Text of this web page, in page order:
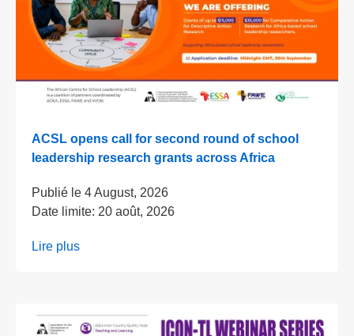
ACSL opens call for second round of school
leadership research grants across Africa
Publié le 4 August, 2026
Date limite: 20 août, 2026
Lire plus